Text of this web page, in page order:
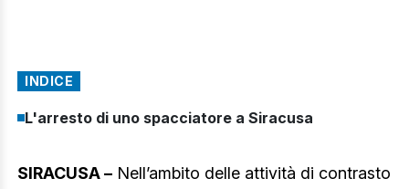
INDICE
L'arresto di uno spacciatore a Siracusa
SIRACUSA – Nell’ambito delle attività di contrasto